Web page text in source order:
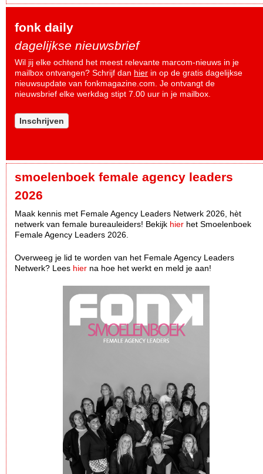
fonk daily
dagelijkse nieuwsbrief
Wil jij elke ochtend het meest relevante marcom-nieuws in je
mailbox ontvangen? Schrijf dan hier in op de gratis dagelijkse
nieuwsupdate van fonkmagazine.com. Je ontvangt de
nieuwsbrief elke werkdag stipt 7.00 uur in je mailbox.
Inschrijven
smoelenboek female agency leaders
2026
Maak kennis met Female Agency Leaders Netwerk 2026, hèt
netwerk van female bureauleiders! Bekijk hier het Smoelenboek
Female Agency Leaders 2026.
Overweeg je lid te worden van het Female Agency Leaders
Netwerk? Lees hier na hoe het werkt en meld je aan!